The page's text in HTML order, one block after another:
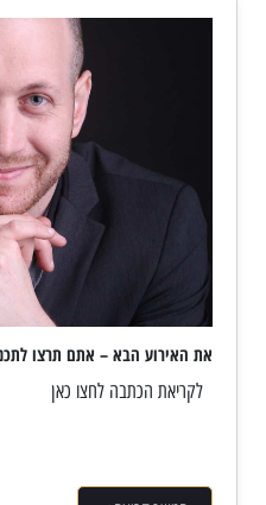
את האירוע הבא – אתם תרצו
לקריאת הכתבה לחצו כאן